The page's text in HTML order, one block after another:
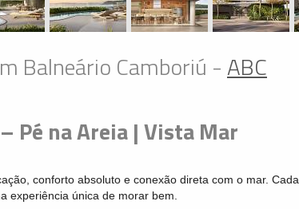
Balneário Camboriú -ABC
Pé na Areia | Vista Mar
conforto absoluto e conexão direta com o mar. Cada
experiência única de morar bem.